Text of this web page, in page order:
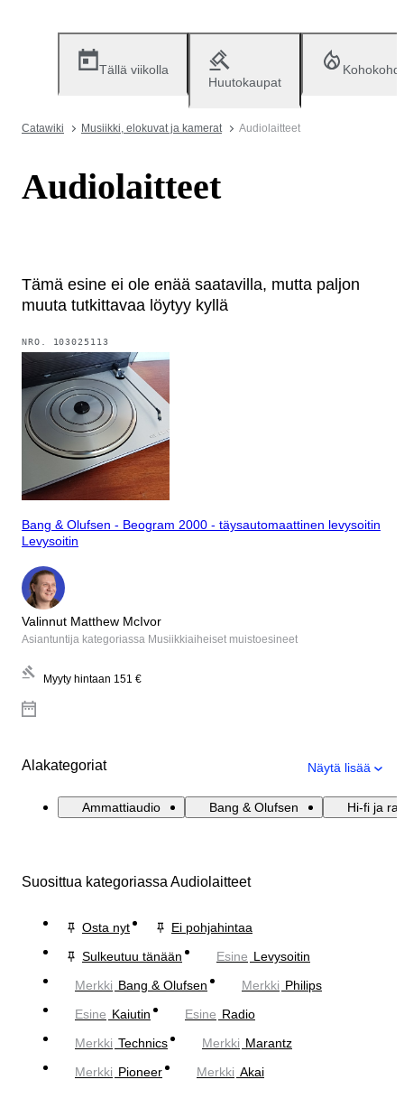
Tällä viikolla
Huutokaupat
Catawiki Musiikki, elokuvat ja kamerat Audiolaitteet
Audiolaitteet
Tämä esine ei ole enää saatavilla, mutta paljon
muuta tutkittavaa löytyy kyllä
NRO. 103025113
Bang & Olufsen - Beogram 2000 - täysautomaattinen levysoitin
Levysoitin
Valinnut Matthew McIvor
Asiantuntija kategoriassa Musiikkiaiheiset muistoesineet
Myyty hintaan 151 €
Alakategoriat Näytä lisää
Ammattiaudio Bang & Olufsen Hi-fi ja
Suosittua kategoriassa Audiolaitteet
Osta nyt
Ei pohjahintaa
Sulkeutuu tänään
Esine Levysoitin
Merkki Bang & Olufsen Merkki Philips
Esine Kaiutin Esine Radio
Merkki Technics Merkki Marantz
Merkki Pioneer Merkki Akai